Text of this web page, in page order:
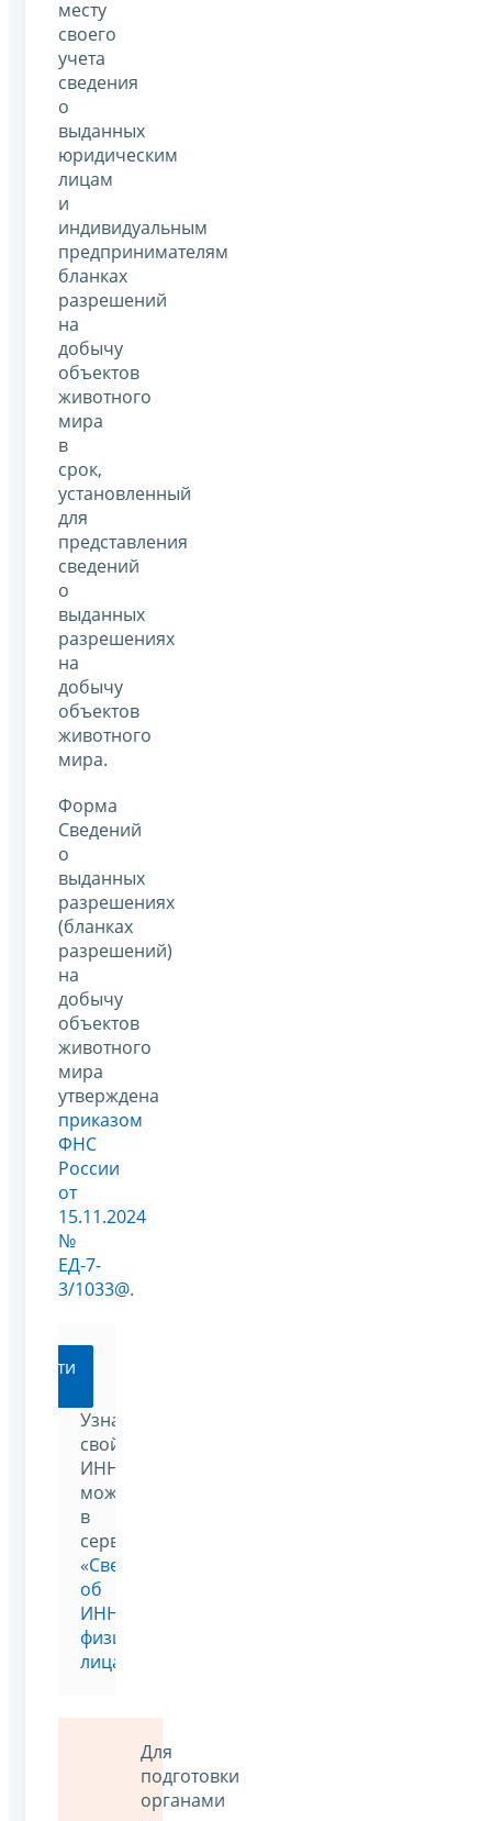
месту
своего
учета
сведения
о
выданных
юридическим
лицам
и
индивидуальным
предпринимателям
бланках
разрешений
на
добычу
объектов
животного
мира
в
срок,
установленный
для
представления
сведений
о
выданных
разрешениях
на
добычу
объектов
животного
мира.
Форма
Сведений
о
выданных
разрешениях
(бланках
разрешений)
на
добычу
объектов
животного
мира
утверждена
приказом
ФНС
России
от
15.11.2024
№
ЕД-7-
3/1033@.
Перейти
Узнать
свой
ИНН
можно
в
сервисе
«Сведения
об
ИНН
физического
лица
Для
подготовки
органами